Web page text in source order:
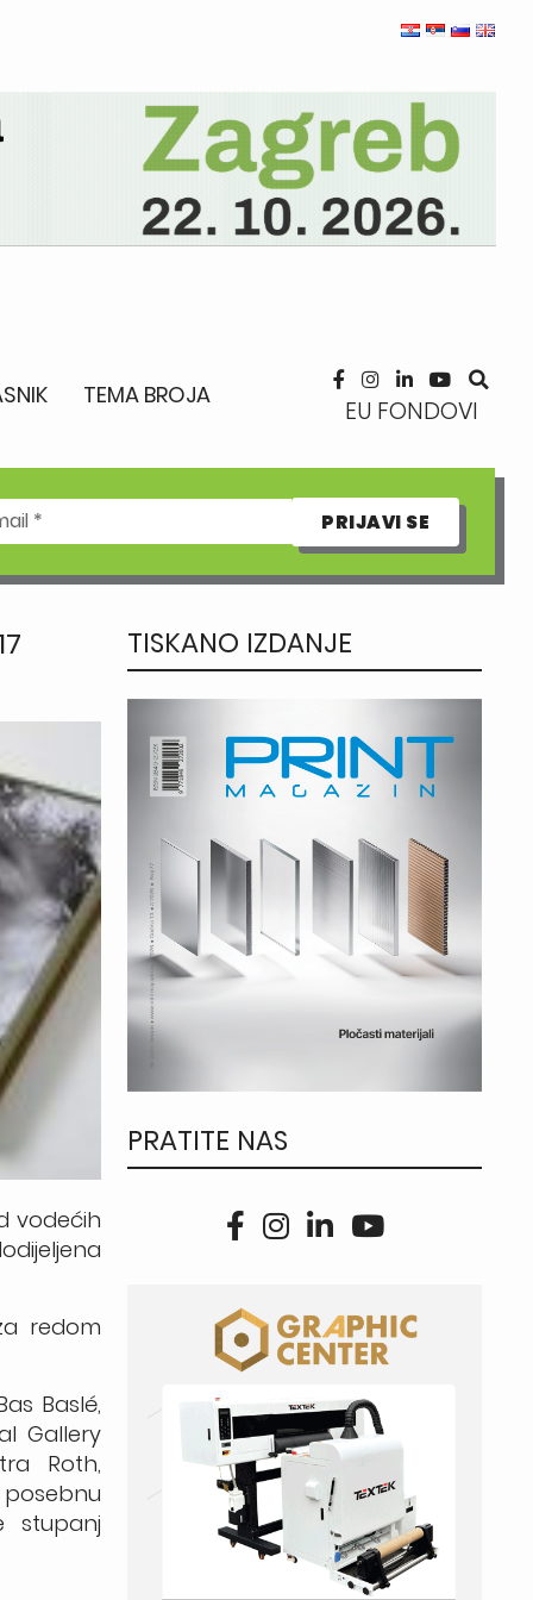
TEMA BROJA
EU FONDOVI
vodećih
redom
Baslé,
Gallery
Roth,
posebnu
stupanj
TISKANO IZDANJE
PRATITE NAS